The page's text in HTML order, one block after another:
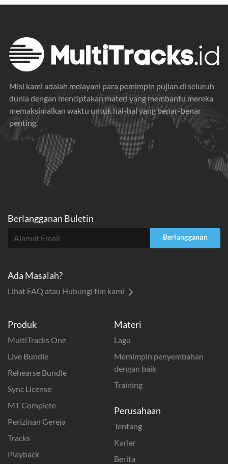
Misi kami adalah melayani para pemimpin pujian di seluruh
dunia dengan menciptakan materi yang membantu mereka
memaksimalkan waktu untuk hal-hal yang benar-benar
penting.
Produk
MultiTracks One
Live Bundle
Rehearse Bundle
Sync License
MT Complete
Perizinan Gereja
Tracks
Playback
Materi
Lagu
Memimpin penyembahan
dengan baik
Training
Perusahaan
Tentang
Karier
Berita
Berlangganan Buletin
Berlangganan
Ada Masalah?
Lihat FAQ atau Hubungi tim kami